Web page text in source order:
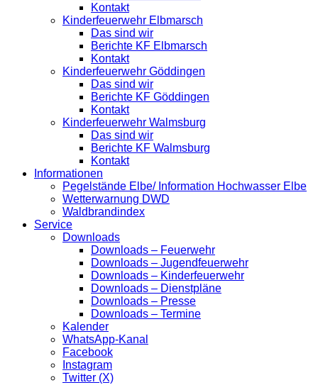
Kontakt
Kinderfeuerwehr Elbmarsch
Das sind wir
Berichte KF Elbmarsch
Kontakt
Kinderfeuerwehr Göddingen
Das sind wir
Berichte KF Göddingen
Kontakt
Kinderfeuerwehr Walmsburg
Das sind wir
Berichte KF Walmsburg
Kontakt
Informationen
Pegelstände Elbe/ Information Hochwasser Elbe
Wetterwarnung DWD
Waldbrandindex
Service
Downloads
Downloads – Feuerwehr
Downloads – Jugendfeuerwehr
Downloads – Kinderfeuerwehr
Downloads – Dienstpläne
Downloads – Presse
Downloads – Termine
Kalender
WhatsApp-Kanal
Facebook
Instagram
Twitter (X)